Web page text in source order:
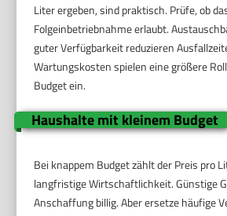
Liter ergeben, sind praktisch. Prüfe, ob
Folgeinbetriebnahme erlaubt.
guter Verfügbarkeit reduzieren
Wartungskosten spielen eine größere
Budget ein.
Haushalte mit kleinem Budget
Bei knappem Budget zählt der Preis pro
langfristige Wirtschaftlichkeit. Günstige
Anschaffung billig. Aber ersetze häufige